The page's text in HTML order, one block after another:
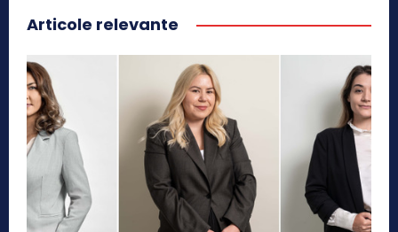
Articole relevante